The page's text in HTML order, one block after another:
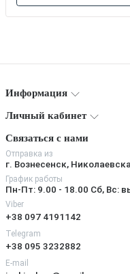
Информация
Личный кабинет
Связаться с нами
Отправка из
г. Вознесенск,
График работы
Пн-Пт: 9.00 - 18.00 Сб, Вс:
Viber
+38 097 4191142
Telegram
+38 095 3232882
E-mail